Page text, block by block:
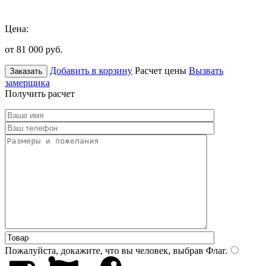
Цена:
от 81 000 руб.
Заказать Добавить в корзину Расчет цены Вызвать
замерщика
Получить расчет
Пожалуйста, докажите, что вы человек, выбрав Флаг.